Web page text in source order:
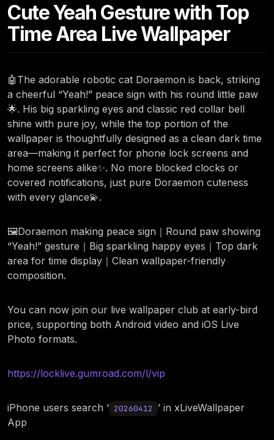
Cute Yeah Gesture with Top
Time Area Live Wallpaper
🤖The adorable robotic cat Doraemon is back, striking
a cheerful “Yeah!” peace sign with his round little paw
🌟. His big sparkling eyes and classic red collar bell
shine with pure joy, while the top portion of the
wallpaper is thoughtfully designed as a clean dark time
area—making it perfect for phone lock screens and
home screens alike✨. No more blocked clocks or
covered notifications, just pure Doraemon cuteness
with every glance💫.
🖼️Doraemon making peace sign｜Round paw showing
“Yeah!” gesture｜Big sparkling happy eyes｜Top dark
area for time display｜Clean wallpaper-friendly
composition.
You can now join our live wallpaper club at early-bird
price, supporting both Android video and iOS Live
Photo formats.
https://locklive.gumroad.com/l/vip
iPhone users search ‘ 20260412
’ in xLiveWallpaper
App